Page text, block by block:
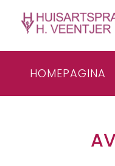
HOMEPAGINA